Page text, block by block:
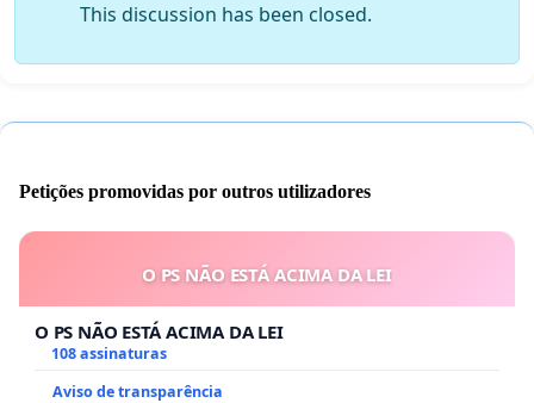
This discussion has been closed.
Petições promovidas por outros utilizadores
O PS NÃO ESTÁ ACIMA DA LEI
O PS NÃO ESTÁ ACIMA DA LEI
108 assinaturas
Aviso de transparência